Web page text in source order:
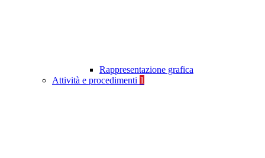
Rappresentazione grafica
Attività e procedimenti 1